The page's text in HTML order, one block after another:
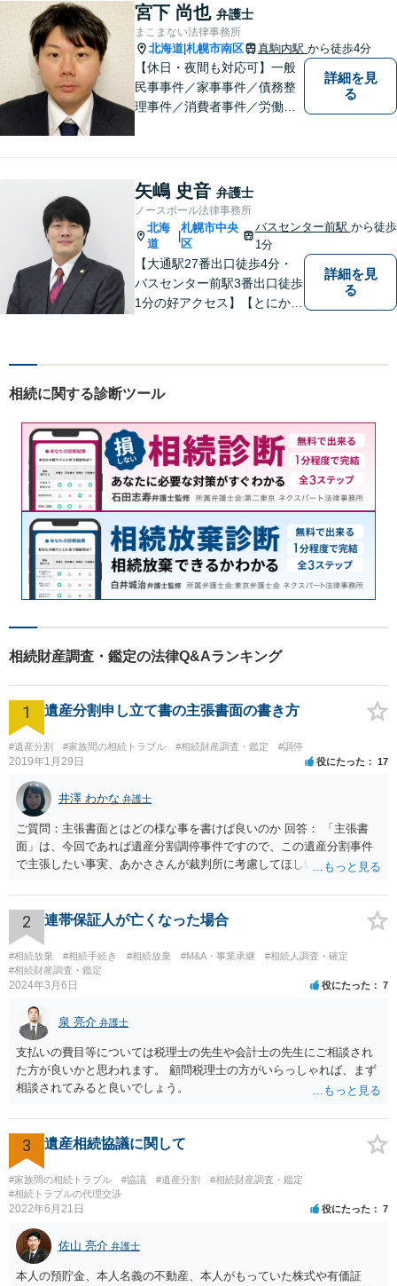
もアクセス良好。相続、交通
事故、離婚、債務整理など幅
広く対応する４０代の経験豊
富な弁護士です。
宮下 尚也 弁護士
まこまない法律事務所
北海道 札幌市南区 真駒内駅 から徒歩4分
【休日・夜間も対応可】一般
民事事件／家事事件／債務整
理事件／消費者事件／労働事
を抱え込まず、まずは一度ご
相談ください！
詳細を見
る
矢嶋 史音 弁護士
ノースポール法律事務所
北海
道
札幌市中央
区
バスセンター前駅 から徒歩
1分
【大通駅27番出口徒歩4分・
バスセンター前駅3番出口徒歩
1分の好アクセス】【とにかく
決することもよくあります】
者にとってベストな解決方法
を一緒に考えていきます。
詳細を見
る
相続に関する診断ツール
相続財産調査・鑑定の法律Q&Aランキング
1 遺産分割申し立て書の主張書面の書き方
#遺産分割 #家族間の相続トラブル #相続財産調査・鑑定 #調停
2019年1月29日 役にたった 17
井澤 わかな 弁護士
ご質問：主張書面とはどの様な事を書けば良いのか 回答： 「主張書
面」は、今回であれば遺産分割調停事件ですので、この遺産分割事件
で主張したい事実、あかささんが裁判所に考慮してほしいと思う、亡
ります。 もし、主張したい事実や考慮してほしい事情に関連して
資料を持っているようであれば、主張書面とは別で提出できます。も
し、お姉さんに見られたくないような資料がある場合、「非開示の希
望に関する申出書」と共に提出することも考えられます。 ご質問：書
いた方が良い事と書かない方が良い事 回答： お姉さんが申立書の「申
立ての趣旨」のところに書いている遺産の分け方に対して意見があれ
ば、まずそれを書くとよいです。 次に「申立ての理由」のところに、
なぜ調停を申し立てたのか(例えば、あかささんと話合いが出来ない／
決裂した、など)や亡くなった方・あかささん・お姉さん間の事情やい
きさつなどが書かれていると思うので、あかささんから見てそれは違
うと感じるところは、どのように違うのか、など書くとよいです。 そ
の他、お姉さんの申立書には書かれていないけど、どのように遺産を
った等)、それも書くとよいです。 書かない方が良いと思うことは、遺
産分割に関係ない(と思われる)いきさつを沢山盛り込むことだと考えま
す(あくまで遺産分割に関係することに留める方が、裁判所や調停委員
の方に事情を理解してもらいやすいと思います)。
2 連帯保証人が亡くなった場合
#相続放棄 #相続手続き #相続放棄 #M&A・事業承継
#相続人調査・確定
#相続財産調査・鑑定
2024年3月6日 役にたった 7
泉 亮介 弁護士
支払いの費目等については税理士の先生や会計士の先生にご相談され
た方が良いかと思われます。 顧問税理士の方がいらっしゃれば、まず
相談されてみると良いでしょう。
3 遺産相続協議に関して
#家族間の相続トラブル #協議 #遺産分割
#相続財産調査・鑑定
#相続トラブルの代理交渉
2022年6月21日 役にたった 7
佐山 亮介 弁護士
本人の預貯金、本人名義の不動産、本人がもっていた株式や有価証